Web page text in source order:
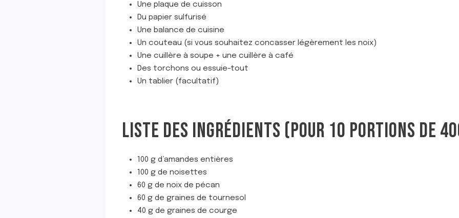
Une plaque de cuisson
Du papier sulfurisé
Une balance de cuisine
Un couteau (si vous souhaitez concasser légèrement les noix)
Une cuillère à soupe + une cuillère à café
Des torchons ou essuie-tout
Un tablier (facultatif)
LISTE DES INGRÉDIENTS (POUR 10 PORTIONS DE
100 g d’amandes entières
100 g de noisettes
60 g de noix de pécan
60 g de graines de tournesol
40 g de graines de courge